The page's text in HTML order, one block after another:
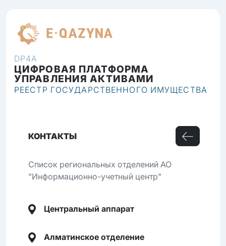
DP4A
ЦИФРОВАЯ ПЛАТФОРМА
УПРАВЛЕНИЯ АКТИВАМИ
РЕЕСТР ГОСУДАРСТВЕННОГО ИМУЩЕСТВА
КОНТАКТЫ
Список региональных отделений АО
"Информационно-учетный центр"
Центральный аппарат
Алматинское отделение